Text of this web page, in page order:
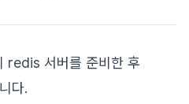
서버를 준비한 후
다.